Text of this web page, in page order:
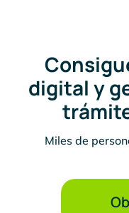
digital y
Miles de